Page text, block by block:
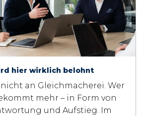
hier wirklich belohnt
an Gleichmacherei. Wer
mehr – in Form von
und Aufstieg. Im